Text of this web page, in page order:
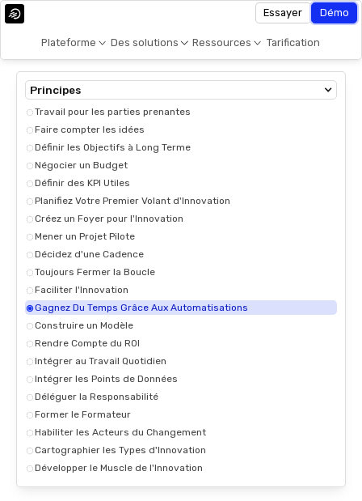
Plateforme Des solutions Ressources Tarification
Essayer Démo
Principes
Travail pour les parties prenantes
Faire compter les idées
Définir les Objectifs à Long Terme
Négocier un Budget
Définir des KPI Utiles
Planifiez Votre Premier Volant d'Innovation
Créez un Foyer pour l'Innovation
Mener un Projet Pilote
Décidez d'une Cadence
Toujours Fermer la Boucle
Faciliter l'Innovation
Gagnez Du Temps Grâce Aux Automatisations
Construire un Modèle
Rendre Compte du ROI
Intégrer au Travail Quotidien
Intégrer les Points de Données
Déléguer la Responsabilité
Former le Formateur
Habiliter les Acteurs du Changement
Cartographier les Types d'Innovation
Développer le Muscle de l'Innovation